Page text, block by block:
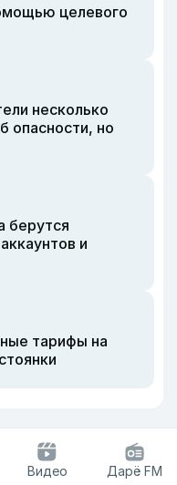
целевого
несколько
опасности, но
берутся
и
тарифы на
Видео Дарё FM